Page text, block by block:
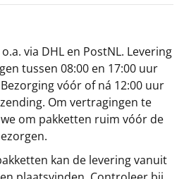
via DHL en PostNL. Levering
tussen 08:00 en 17:00 uur
vóór of ná 12:00 uur
Om vertragingen te
om pakketten ruim vóór de
kan de levering vanuit